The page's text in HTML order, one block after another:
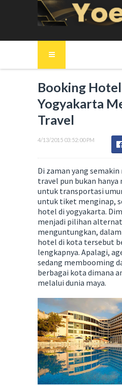
Booking
Yogyakarta
Travel
4/13/2015 03:52:00 PM
Di zaman yang
travel pun bukan
untuk transportasi
untuk tiket menginap,
hotel di yogyakarta.
menjadi pilihan
menguntungkan,
hotel di kota tersebut
lengkapnya. Apalagi,
sedang membooming
berbagai kota dimana
melalui dunia maya.